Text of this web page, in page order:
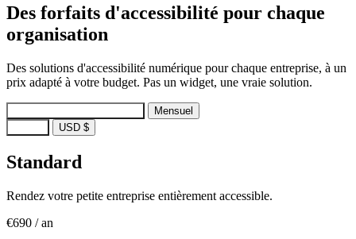
Des forfaits d'accessibilité pour chaque
organisation
Des solutions d'accessibilité numérique pour chaque entreprise, à un
prix adapté à votre budget. Pas un widget, une vraie solution.
Mensuel
USD $
Standard
Rendez votre petite entreprise entièrement accessible.
€690 / an